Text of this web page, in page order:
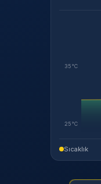
35°C
25°C
Sıcaklık